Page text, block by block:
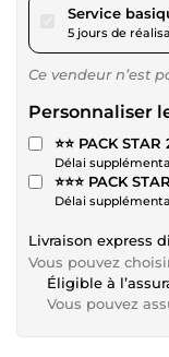
Service
5 jours de
Ce vendeur n’est
Personnaliser
⭐️⭐️ PACK
Délai
⭐️⭐️⭐️ PACK
Délai
Livraison express
Vous pouvez
Éligible à
Vous pouvez